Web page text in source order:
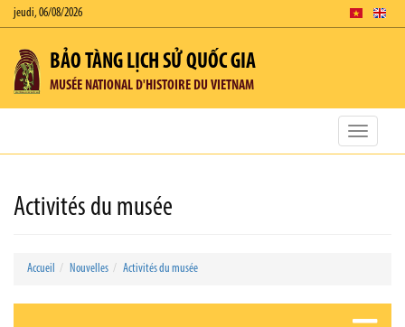
jeudi, 06/08/2026
BẢO TÀNG LỊCH SỬ QUỐC GIA
MUSÉE NATIONAL D'HISTOIRE DU VIETNAM
Toggle
Activités du musée
Accueil Nouvelles Activités du musée